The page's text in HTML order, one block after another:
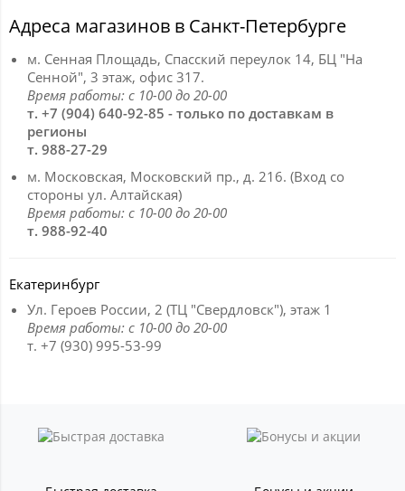
Адреса магазинов в Санкт-Петербурге
м. Сенная Площадь, Спасский переулок 14, БЦ "На
Сенной", 3 этаж, офис 317.
Время работы: с 10-00 до 20-00
т. +7 (904) 640-92-85 - только по доставкам в
регионы
т. 988-27-29
м. Московская, Московский пр., д. 216. (Вход со
стороны ул. Алтайская)
Время работы: с 10-00 до 20-00
т. 988-92-40
Екатеринбург
Ул. Героев России, 2 (ТЦ "Свердловск"), этаж 1
Время работы: с 10-00 до 20-00
т. +7 (930) 995-53-99